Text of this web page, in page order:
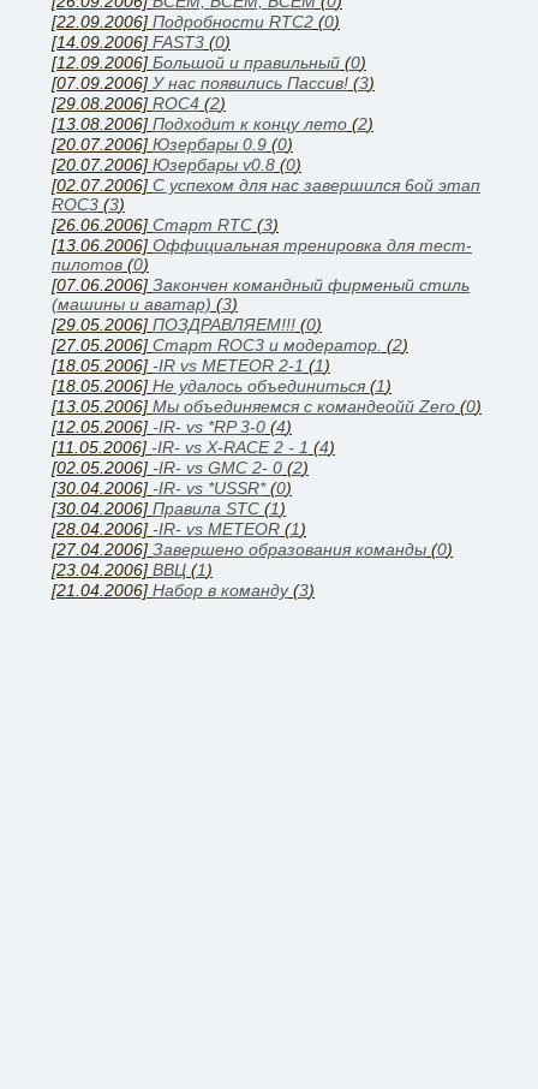
[22.09.2006] Подробности RTC2 (0)
[14.09.2006] FAST3 (0)
[12.09.2006] Большой и правильный (0)
[07.09.2006] У нас появились Паcсив! (3)
[29.08.2006] ROC4 (2)
[13.08.2006] Подходит к концу лето (2)
[20.07.2006] Юзербары 0.9 (0)
[20.07.2006] Юзербары v0.8 (0)
[02.07.2006] С успехом для нас завершился 6ой этап
ROC3 (3)
[26.06.2006] Cтарт RTC (3)
[13.06.2006] Оффициальная тренировка для тест-
пилотов (0)
[07.06.2006] Закончен командный фирменый стиль
(машины и аватар) (3)
[29.05.2006] ПОЗДРАВЛЯЕМ!!! (0)
[27.05.2006] Старт ROC3 и модератор. (2)
[18.05.2006] -IR vs METEOR 2-1 (1)
[18.05.2006] Не удалось объединиться (1)
[13.05.2006] Мы объединяемся с командеойй Zero (0)
[12.05.2006] -IR- vs *RP 3-0 (4)
[11.05.2006] -IR- vs X-RACE 2 - 1 (4)
[02.05.2006] -IR- vs GMC 2- 0 (2)
[30.04.2006] -IR- vs *USSR*(0)
[30.04.2006] Правила STC (1)
[28.04.2006] -IR- vs METEOR (1)
[27.04.2006] Завершено образования команды (0)
[23.04.2006] ВВЦ (1)
[21.04.2006] Набор в команду(3)